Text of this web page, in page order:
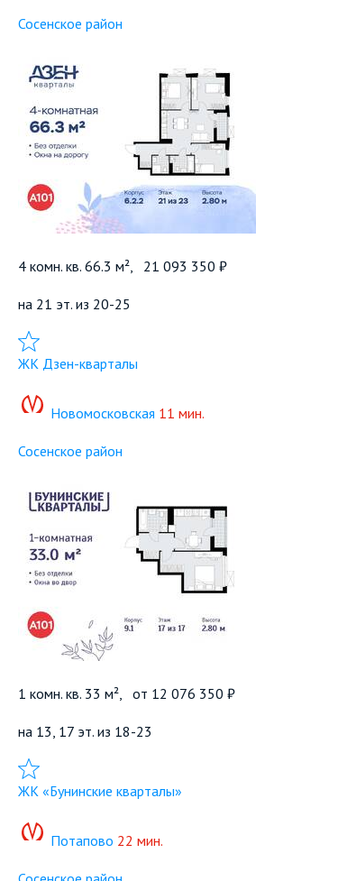
Сосенское район
4 комн. кв. 66.3 м², 21 093 350 ₽
на 21 эт. из 20-25
Добавить в избранное
ЖК Дзен-кварталы
Новомосковская 11 мин.
Сосенское район
1 комн. кв. 33 м², от 12 076 350 ₽
на 13, 17 эт. из 18-23
Добавить в избранное
ЖК «Бунинские кварталы»
Потапово 22 мин.